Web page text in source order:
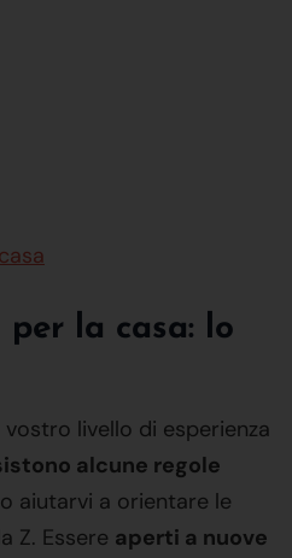
la casa: lo
livello di esperienza
alcune regole
aiutarvi a orientare le
Z. Essere aperti a nuove